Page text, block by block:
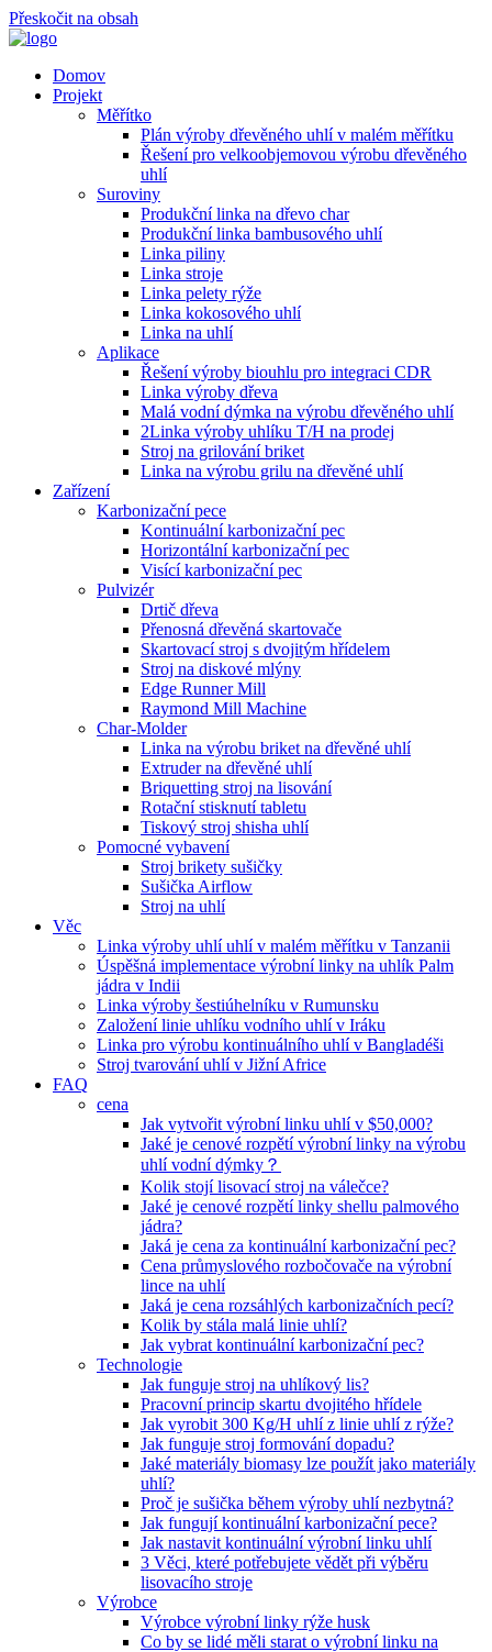
Přeskočit na obsah
Domov
Projekt
Měřítko
Plán výroby dřevěného uhlí v malém měřítku
Řešení pro velkoobjemovou výrobu dřevěného
uhlí
Suroviny
Produkční linka na dřevo char
Produkční linka bambusového uhlí
Linka piliny
Linka stroje
Linka pelety rýže
Linka kokosového uhlí
Linka na uhlí
Aplikace
Řešení výroby biouhlu pro integraci CDR
Linka výroby dřeva
Malá vodní dýmka na výrobu dřevěného uhlí
2Linka výroby uhlíku T/H na prodej
Stroj na grilování briket
Linka na výrobu grilu na dřevěné uhlí
Zařízení
Karbonizační pece
Kontinuální karbonizační pec
Horizontální karbonizační pec
Visící karbonizační pec
Pulvizér
Drtič dřeva
Přenosná dřevěná skartovače
Skartovací stroj s dvojitým hřídelem
Stroj na diskové mlýny
Edge Runner Mill
Raymond Mill Machine
Char-Molder
Linka na výrobu briket na dřevěné uhlí
Extruder na dřevěné uhlí
Briquetting stroj na lisování
Rotační stisknutí tabletu
Tiskový stroj shisha uhlí
Pomocné vybavení
Stroj brikety sušičky
Sušička Airflow
Stroj na uhlí
Věc
Linka výroby uhlí uhlí v malém měřítku v Tanzanii
Úspěšná implementace výrobní linky na uhlík Palm
jádra v Indii
Linka výroby šestiúhelníku v Rumunsku
Založení linie uhlíku vodního uhlí v Iráku
Linka pro výrobu kontinuálního uhlí v Bangladéši
Stroj tvarování uhlí v Jižní Africe
FAQ
cena
Jak vytvořit výrobní linku uhlí v $50,000?
Jaké je cenové rozpětí výrobní linky na výrobu
uhlí vodní dýmky？
Kolik stojí lisovací stroj na válečce?
Jaké je cenové rozpětí linky shellu palmového
jádra?
Jaká je cena za kontinuální karbonizační pec?
Cena průmyslového rozbočovače na výrobní
lince na uhlí
Jaká je cena rozsáhlých karbonizačních pecí?
Kolik by stála malá linie uhlí?
Jak vybrat kontinuální karbonizační pec?
Technologie
Jak funguje stroj na uhlíkový lis?
Pracovní princip skartu dvojitého hřídele
Jak vyrobit 300 Kg/H uhlí z linie uhlí z rýže?
Jak funguje stroj formování dopadu?
Jaké materiály biomasy lze použít jako materiály
uhlí?
Proč je sušička během výroby uhlí nezbytná?
Jak fungují kontinuální karbonizační pece?
Jak nastavit kontinuální výrobní linku uhlí
3 Věci, které potřebujete vědět při výběru
lisovacího stroje
Výrobce
Výrobce výrobní linky rýže husk
Co by se lidé měli starat o výrobní linku na